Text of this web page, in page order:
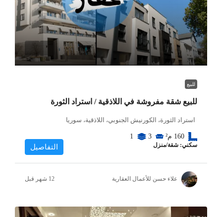
للبيع
للبيع شقة مفروشة في اللاذقية / استراد الثورة
استراد الثورة، الكورنيش الجنوبي، اللاذقية، سوريا
160 م² 3
1
سكني: شقة/منزل التفاصيل
علاء حسن للأعمال العقارية